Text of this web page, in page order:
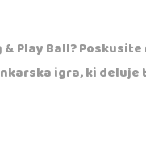
Play Ball?
igra, ki